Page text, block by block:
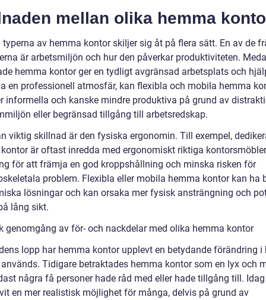
mellan olika hemma
typerna av hemma kontor skiljer sig åt på flera sätt. En av de
är arbetsmiljön och hur den påverkar produktiviteten.
hemma kontor ger en tydligt avgränsad arbetsplats och
en professionell atmosfär, kan flexibla och mobila hemma
informella och kanske mindre produktiva på grund av
eller begränsad tillgång till arbetsredskap.
viktig skillnad är den fysiska ergonomin. Till exempel,
är oftast inredda med ergonomiskt riktiga
för att främja en god kroppshållning och minska risken för
problem. Flexibla eller mobila hemma kontor kan ha
lösningar och kan orsaka mer fysisk ansträngning och
lång sikt.
genomgång av för- och nackdelar med olika hemma kontor
lopp har hemma kontor upplevt en betydande förändring i
Tidigare betraktades hemma kontor som en lyx och
några få personer hade råd med eller hade tillgång till.
en mer realistisk möjlighet för många, delvis på grund av